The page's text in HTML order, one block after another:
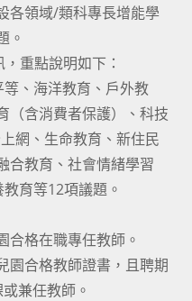
各領域/類科專長增能學
。
重點說明如下：
、海洋教育、戶外教
（含消費者保護）、科技
網、生命教育、新住民
合教育、社會情緒學習
教育等12項議題。
合格在職專任教師。
園合格教師證書，且聘期
兼任教師。